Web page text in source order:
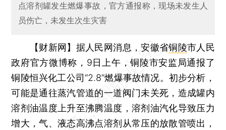
点溶剂罐发生燃爆事故，官方通报称，现场未发生人
员伤亡，未发生次生灾害
【财新网】 据人民网消息，安徽省铜陵市人民
政府官方微博称，9日上午，铜陵市安监局通报了
铜陵恒兴化工公司“2.8”燃爆事故情况。初步分析，
可能是通往蒸汽管道的一道阀门未关死，造成罐内
溶剂油温度上升至沸腾温度，溶剂油汽化导致压力
增大，气、液态高沸点溶剂从常压的放散管喷出，